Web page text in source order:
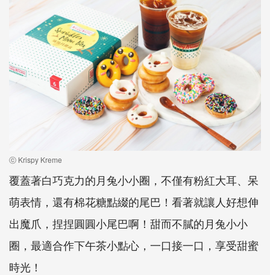
ⓒ Krispy Kreme
覆蓋著白巧克力的月兔小小圈，不僅有粉紅大耳、呆
萌表情，還有棉花糖點綴的尾巴！看著就讓人好想伸
出魔爪，捏捏圓圓小尾巴啊！甜而不膩的月兔小小
圈，最適合作下午茶小點心，一口接一口，享受甜蜜
時光！